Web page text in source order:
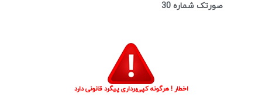
صورتک شماره 30
اخطار ! هرگونه کپی‌برداری پیگرد قانونی دارد